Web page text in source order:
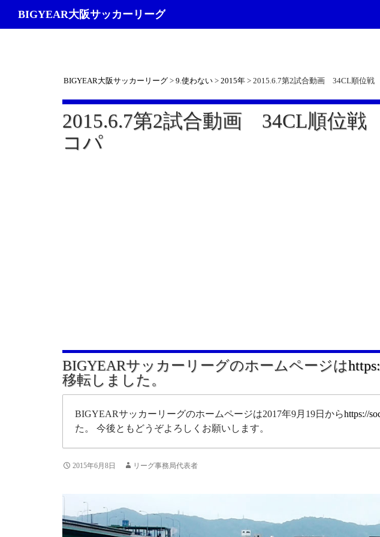
BIGYEAR大阪サッカーリーグ
BIGYEAR大阪サッカーリーグ> 9.使わない> 2015年> 2015.6.7第2試合動画 34CL順位戦
2015.6.7第2試合動画 34CL順位戦
コパ
BIGYEARサッカーリーグのホームページは
移転しました。
BIGYEARサッカーリーグのホームページは2017年9月19日からhttps://
た。 今後ともどうぞよろしくお願いします。
2015年6月8日 リーグ事務局代表者